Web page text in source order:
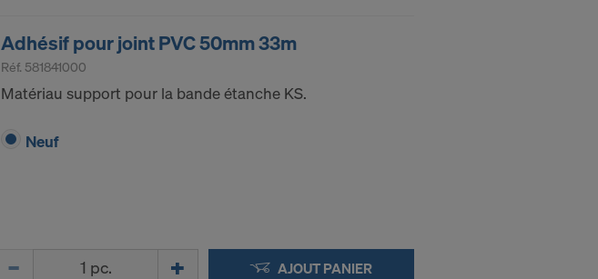
Adhésif pour joint PVC 50mm 33m
Réf. 581841000
Matériau support pour la bande étanche KS.
Neuf
AJOUT PANIER